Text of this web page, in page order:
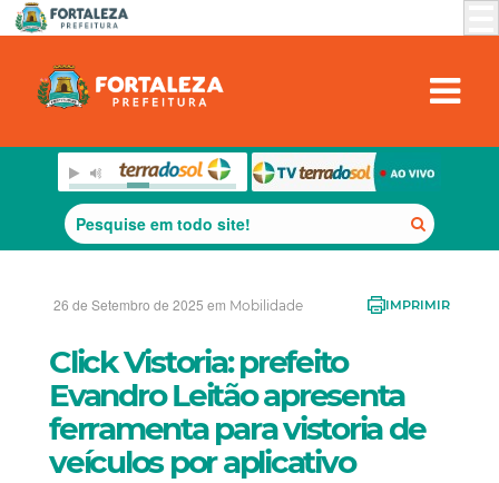
26 de Setembro de 2025 em Mobilidade IMPRIMIR
Click Vistoria: prefeito
Evandro Leitão apresenta
ferramenta para vistoria de
veículos por aplicativo